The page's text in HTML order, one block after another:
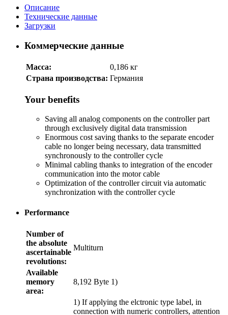
Описание
Технические данные
Загрузки
Коммерческие данные
Масса:
0,186 кг
Страна производства: Германия
Your benefits
Saving all analog components on the controller part
through exclusively digital data transmission
Enormous cost saving thanks to the separate encoder
cable no longer being necessary, data transmitted
synchronously to the controller cycle
Minimal cabling thanks to integration of the encoder
communication into the motor cable
Optimization of the controller circuit via automatic
synchronization with the controller cycle
Performance
Number of
the absolute
ascertainable
revolutions:
Multiturn
Available
memory
area:
8,192 Byte 1)
1) If applying the elctronic type label, in
connection with numeric controllers, attention